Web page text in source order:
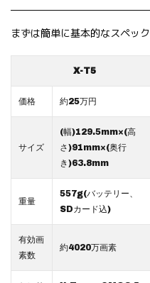
まずは簡単に基本的なスペッ
X-T5
価格 約25万円
サイズ
(幅)129.5mm×(高
さ)91mm×(奥行
き)63.8mm
重量
557g(バッテリー、
SDカード込)
有効画
素数
約4020万画素